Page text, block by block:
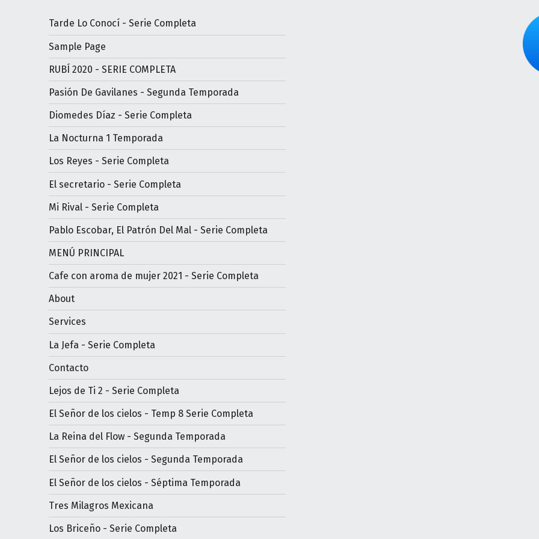
Tarde Lo Conocí - Serie Completa
Sample Page
RUBÍ 2020 - SERIE COMPLETA
Pasión De Gavilanes - Segunda Temporada
Diomedes Díaz - Serie Completa
La Nocturna 1 Temporada
Los Reyes - Serie Completa
El secretario - Serie Completa
Mi Rival - Serie Completa
Pablo Escobar, El Patrón Del Mal - Serie Completa
MENÚ PRINCIPAL
Cafe con aroma de mujer 2021 - Serie Completa
About
Services
La Jefa - Serie Completa
Contacto
Lejos de Ti 2 - Serie Completa
El Señor de los cielos - Temp 8 Serie Completa
La Reina del Flow - Segunda Temporada
El Señor de los cielos - Segunda Temporada
El Señor de los cielos - Séptima Temporada
Tres Milagros Mexicana
Los Briceño - Serie Completa